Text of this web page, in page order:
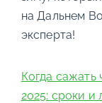
на Дальнем
эксперта!
Когда сажать
2025: сроки и